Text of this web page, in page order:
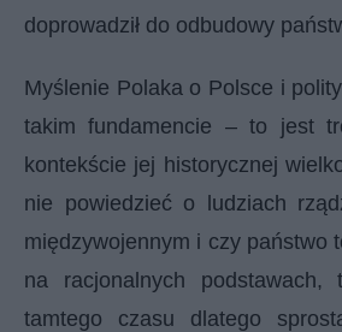
doprowadził do odbudowy
Myślenie Polaka o Polsce i
takim fundamencie – to jest
kontekście jej historycznej
nie powiedzieć o ludziach
międzywojennym i czy państwo
na racjonalnych podstawach,
tamtego czasu dlatego